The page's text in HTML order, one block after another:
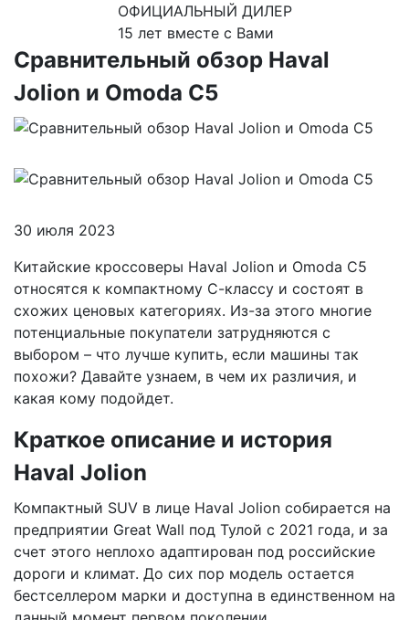
ОФИЦИАЛЬНЫЙ ДИЛЕР
15 лет вместе с Вами
Сравнительный обзор Haval
Jolion и Omoda C5
30 июля 2023
Китайские кроссоверы Haval Jolion и Omoda C5
относятся к компактному С-классу и состоят в
схожих ценовых категориях. Из-за этого многие
потенциальные покупатели затрудняются с
выбором – что лучше купить, если машины так
похожи? Давайте узнаем, в чем их различия, и
какая кому подойдет.
Краткое описание и история
Haval Jolion
Компактный SUV в лице Haval Jolion собирается на
предприятии Great Wall под Тулой с 2021 года, и за
счет этого неплохо адаптирован под российские
дороги и климат. До сих пор модель остается
бестселлером марки и доступна в единственном на